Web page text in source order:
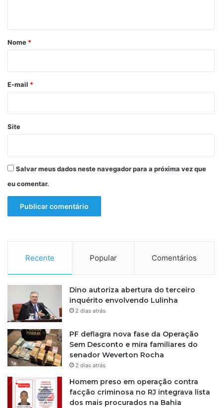
r
*
Nome *
E-mail *
Site
Salvar meus dados neste navegador para a próxima vez que
eu comentar.
Recente Popular Comentários
Dino autoriza abertura do terceiro
inquérito envolvendo Lulinha
2 dias atrás
PF deflagra nova fase da Operação
Sem Desconto e mira familiares do
senador Weverton Rocha
2 dias atrás
Homem preso em operação contra
facção criminosa no RJ integrava lista
dos mais procurados na Bahia